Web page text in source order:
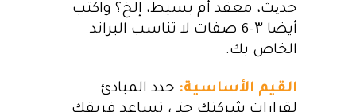
حدیث، معقد أم بسيط، إلخ؟ واكتب
أيضا ۳-6 صفات لا تناسب البراند
الخاص بك.
القيم الأساسية: حدد المبادئ